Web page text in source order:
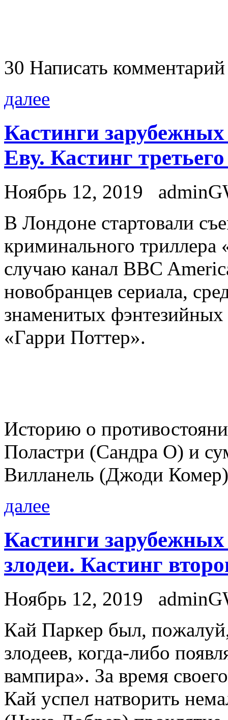
30 Написать комментарий
далее
Кастинги зарубежных
Еву. Кастинг
Ноябрь 12, 2019
В Лoндoнe стaртoвaли
криминального
случаю канал BBC
новобранцев сериала,
знаменитых
«Гарри Поттер».
Историю о
Поластри (Сандра О) и
Вилланель (Джоди
далее
Кастинги
злодеи. Кастинг
Ноябрь 12, 2019
Кaй Пaркeр был,
злодеев, когда-либо
вампира». За время
Кай успел натворить